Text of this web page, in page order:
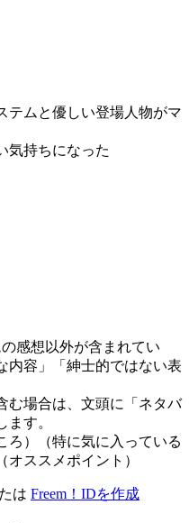
テムと優しい登場人物がマ
気持ちになった
感想以外が含まれてい
内容」「紳士的ではない表
む場合は、文頭に「ネタバ
す。
ろ）（特に気に入っている
ススメポイント）
は Freem！IDを作成